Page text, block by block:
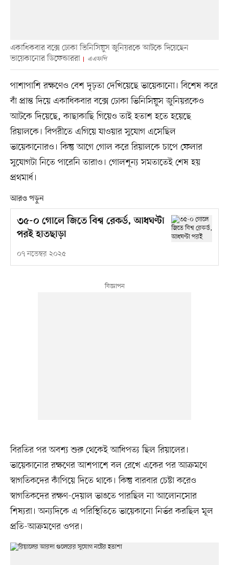
একাধিকবার বক্সে ঢোকা ভিনিসিয়ুস জুনিয়রকে আটকে দিয়েছেন
ভায়েকানোর ডিফেন্ডাররা
এএফপি
পাশাপাশি রক্ষণেও বেশ দৃঢ়তা দেখিয়েছে ভায়েকানো। বিশেষ করে
বাঁ প্রান্ত দিয়ে একাধিকবার বক্সে ঢোকা ভিনিসিয়ুস জুনিয়রকেও
আটকে দিয়েছে, কাছাকাছি গিয়েও তাই হতাশ হতে হয়েছে
রিয়ালকে। বিপরীতে এগিয়ে যাওয়ার সুযোগ এসেছিল
ভায়েকানোরও। কিন্তু আগে গোল করে রিয়ালকে চাপে ফেলার
সুযোগটা নিতে পারেনি তারাও। গোলশূন্য সমতাতেই শেষ হয়
প্রথমার্ধ।
আরও পড়ুন
৩৫-০ গোলে জিতে বিশ্ব রেকর্ড, আধঘণ্টা
পরই হাতছাড়া
০৭ নভেম্বর ২০২৫
বিরতির পর অবশ্য শুরু থেকেই আধিপত্য ছিল রিয়ালের।
ভায়েকানোর রক্ষণের আশপাশে বল রেখে একের পর আক্রমণে
স্বাগতিকদের কাঁপিয়ে দিতে থাকে। কিন্তু বারবার চেষ্টা করেও
স্বাগতিকদের রক্ষণ-দেয়াল ভাঙতে পারছিল না আলোনসোর
শিষ্যরা। অন্যদিকে এ পরিস্থিতিতে ভায়েকানো নির্ভর করছিল মূল
প্রতি-আক্রমণের ওপর।